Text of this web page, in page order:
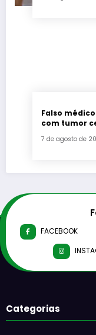
Falso
com tumor
7 de agosto de
FACEBOOK
Categorias